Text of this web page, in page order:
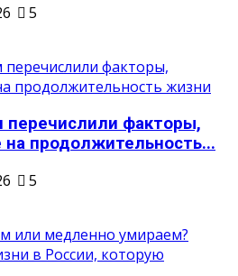
5
перечислили факторы,
продолжительность...
5